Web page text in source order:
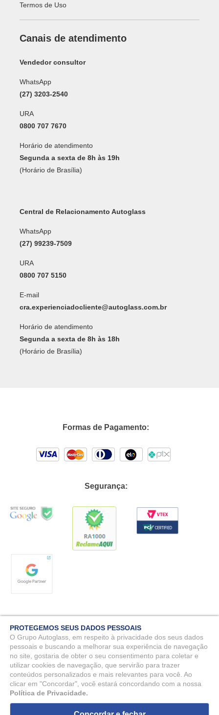
Termos de Uso
Canais de atendimento
Vendedor consultor
WhatsApp
(27) 3203-2540
URA
0800 707 7670
Horário de atendimento
Segunda a sexta de 8h às 19h
(Horário de Brasília)
Central de Relacionamento Autoglass
WhatsApp
(27) 99239-7509
URA
0800 707 5150
E-mail
cra.experienciadocliente@autoglass.com.br
Horário de atendimento
Segunda a sexta de 8h às 18h
(Horário de Brasília)
Formas de Pagamento:
Segurança:
Autoglass© 2025 - Todos os direitos reservados. MG Vidros Automotivos
LTDA - CNPJ: 07.571.746/0009-51.
Rua Benjamin Constant, 90 - Nossa Sra. da Penha, Vila Velha - ES, 29110-
150 - DPO: Rafael Ramos Galvão - dpo@autoglass.com.br
PROTEGEMOS SEUS DADOS PESSOAIS
O Grupo Autoglass, em respeito à privacidade dos seus dados
pessoais e buscando a melhorar sua experiência de navegação
no site, gostaria de obter o seu consentimento para coletar e
utilizar cookies de navegação, que servirão para trazer
conteúdos personalizados e mais relevantes para você. Ao
clicar em "Concordar", você estará concordando com a nossa
Política de Privacidade.